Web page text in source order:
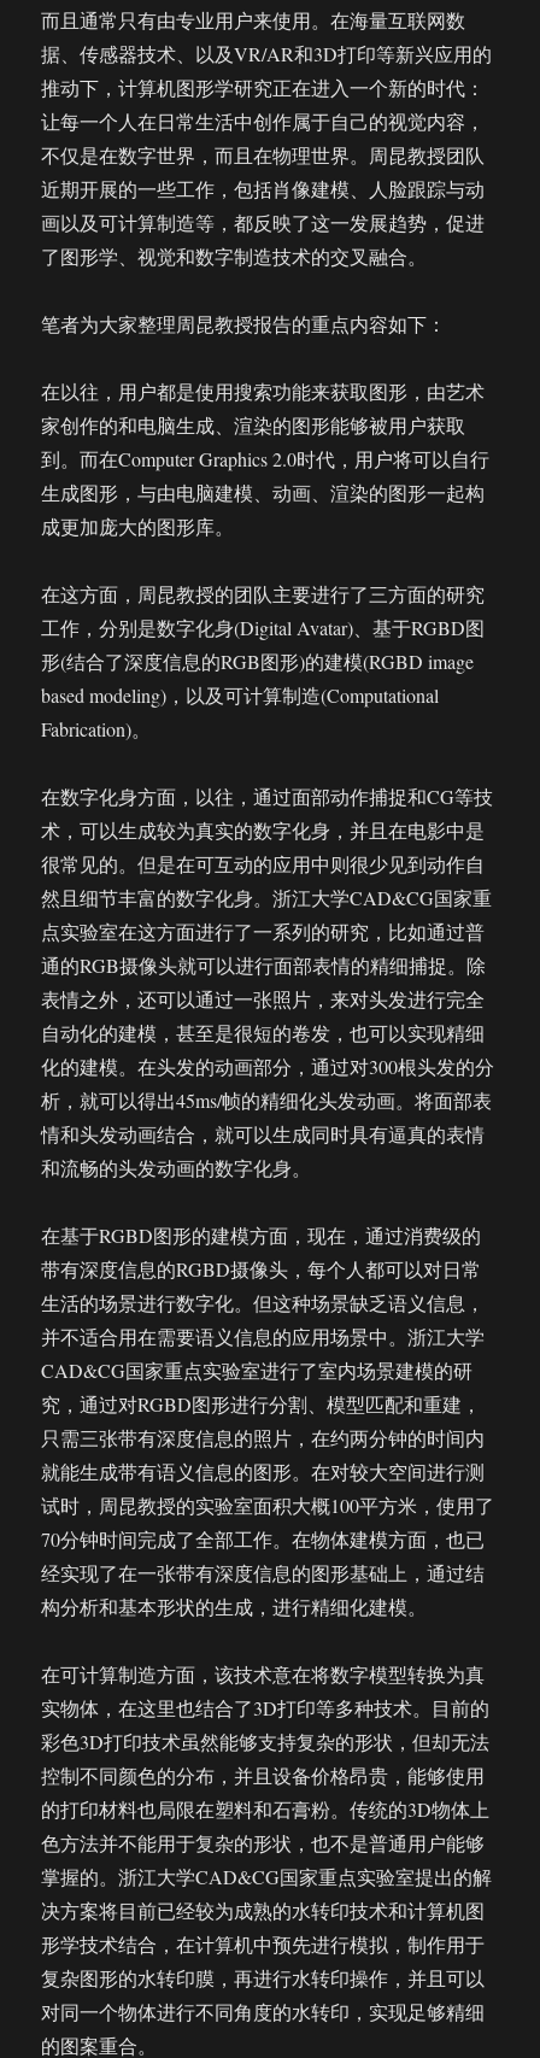
而且通常只有由专业用户来使用。在海量互联网数
据、传感器技术、以及VR/AR和3D打印等新兴应用的
推动下，计算机图形学研究正在进入一个新的时代：
让每一个人在日常生活中创作属于自己的视觉内容，
不仅是在数字世界，而且在物理世界。周昆教授团队
近期开展的一些工作，包括肖像建模、人脸跟踪与动
画以及可计算制造等，都反映了这一发展趋势，促进
了图形学、视觉和数字制造技术的交叉融合。
笔者为大家整理周昆教授报告的重点内容如下：
在以往，用户都是使用搜索功能来获取图形，由艺术
家创作的和电脑生成、渲染的图形能够被用户获取
到。而在Computer Graphics 2.0时代，用户将可以自行
生成图形，与由电脑建模、动画、渲染的图形一起构
成更加庞大的图形库。
在这方面，周昆教授的团队主要进行了三方面的研究
工作，分别是数字化身(Digital Avatar)、基于RGBD图
形(结合了深度信息的RGB图形)的建模(RGBD image
based modeling)，以及可计算制造(Computational
Fabrication)。
在数字化身方面，以往，通过面部动作捕捉和CG等技
术，可以生成较为真实的数字化身，并且在电影中是
很常见的。但是在可互动的应用中则很少见到动作自
然且细节丰富的数字化身。浙江大学CAD&CG国家重
点实验室在这方面进行了一系列的研究，比如通过普
通的RGB摄像头就可以进行面部表情的精细捕捉。除
表情之外，还可以通过一张照片，来对头发进行完全
自动化的建模，甚至是很短的卷发，也可以实现精细
化的建模。在头发的动画部分，通过对300根头发的分
析，就可以得出45ms/帧的精细化头发动画。将面部表
情和头发动画结合，就可以生成同时具有逼真的表情
和流畅的头发动画的数字化身。
在基于RGBD图形的建模方面，现在，通过消费级的
带有深度信息的RGBD摄像头，每个人都可以对日常
生活的场景进行数字化。但这种场景缺乏语义信息，
并不适合用在需要语义信息的应用场景中。浙江大学
CAD&CG国家重点实验室进行了室内场景建模的研
究，通过对RGBD图形进行分割、模型匹配和重建，
只需三张带有深度信息的照片，在约两分钟的时间内
就能生成带有语义信息的图形。在对较大空间进行测
试时，周昆教授的实验室面积大概100平方米，使用了
70分钟时间完成了全部工作。在物体建模方面，也已
经实现了在一张带有深度信息的图形基础上，通过结
构分析和基本形状的生成，进行精细化建模。
在可计算制造方面，该技术意在将数字模型转换为真
实物体，在这里也结合了3D打印等多种技术。目前的
彩色3D打印技术虽然能够支持复杂的形状，但却无法
控制不同颜色的分布，并且设备价格昂贵，能够使用
的打印材料也局限在塑料和石膏粉。传统的3D物体上
色方法并不能用于复杂的形状，也不是普通用户能够
掌握的。浙江大学CAD&CG国家重点实验室提出的解
决方案将目前已经较为成熟的水转印技术和计算机图
形学技术结合，在计算机中预先进行模拟，制作用于
复杂图形的水转印膜，再进行水转印操作，并且可以
对同一个物体进行不同角度的水转印，实现足够精细
的图案重合。